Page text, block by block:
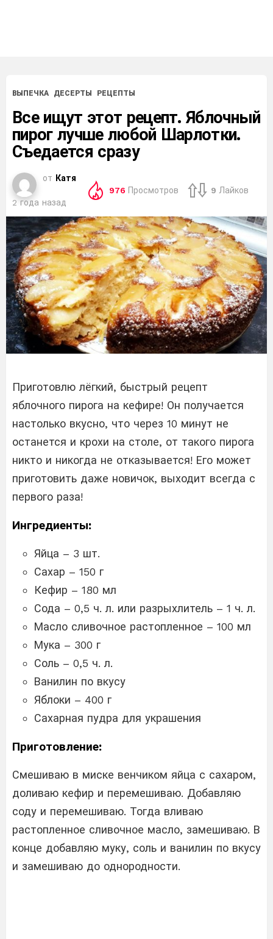
ВЫПЕЧКА ДЕСЕРТЫ РЕЦЕПТЫ
Все ищут этот рецепт. Яблочный
пирог лучше любой Шарлотки.
Съедается сразу
от Катя
2 года назад
976 Просмотров 9 Лайков
Приготовлю лёгкий, быстрый рецепт
яблочного пирога на кефире! Он получается
настолько вкусно, что через 10 минут не
останется и крохи на столе, от такого пирога
никто и никогда не отказывается! Его может
приготовить даже новичок, выходит всегда с
первого раза!
Ингредиенты:
Яйца – 3 шт.
Сахар – 150 г
Кефир – 180 мл
Сода – 0,5 ч. л. или разрыхлитель – 1 ч. л.
Масло сливочное растопленное – 100 мл
Мука – 300 г
Соль – 0,5 ч. л.
Ванилин по вкусу
Яблоки – 400 г
Сахарная пудра для украшения
Приготовление:
Смешиваю в миске венчиком яйца с сахаром,
доливаю кефир и перемешиваю. Добавляю
соду и перемешиваю. Тогда вливаю
растопленное сливочное масло, замешиваю. В
конце добавляю муку, соль и ванилин по вкусу
и замешиваю до однородности.